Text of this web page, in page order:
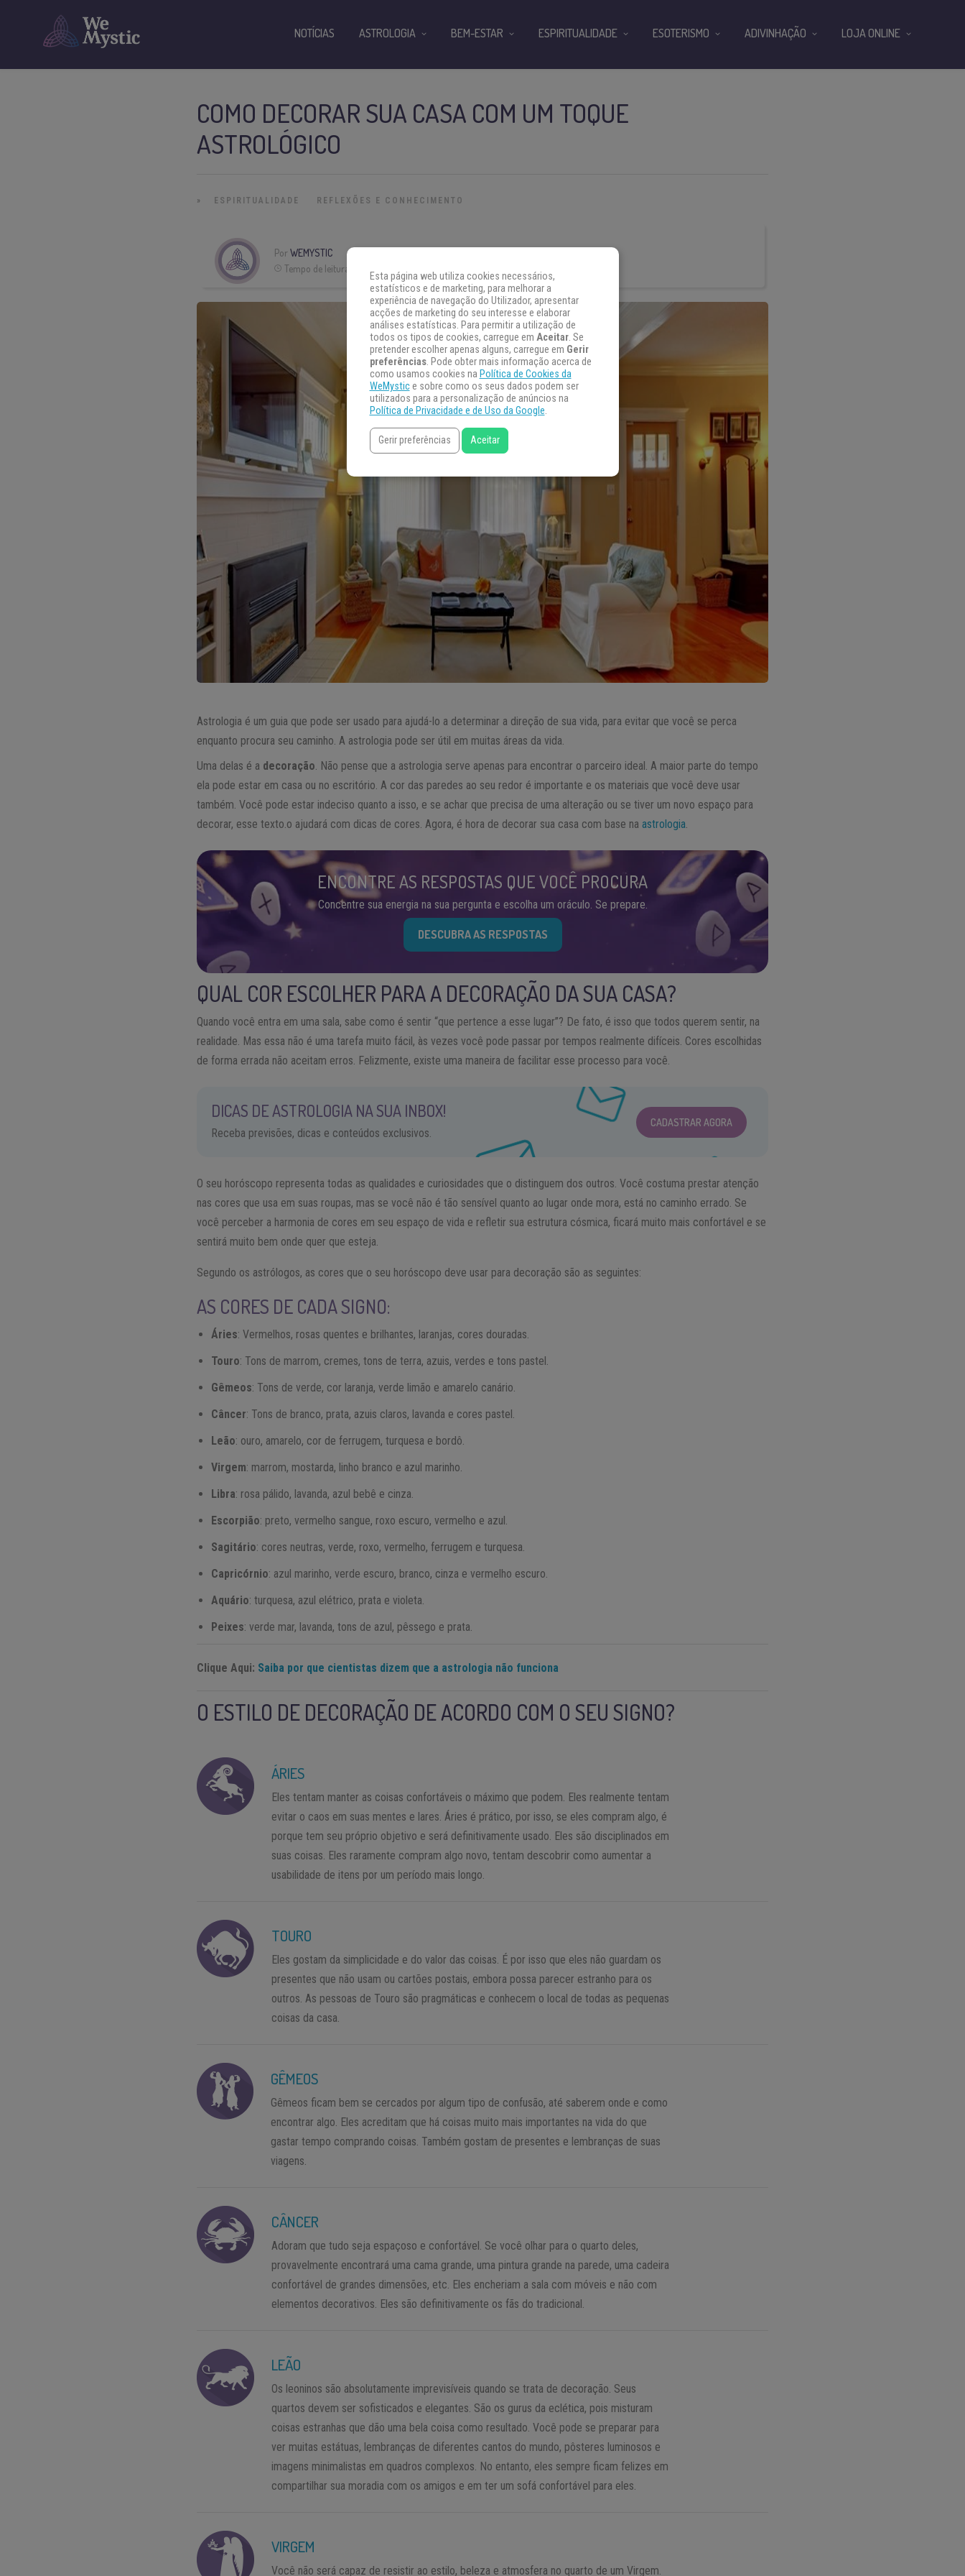
COMO DECORAR SUA CASA COM UM TOQUE
ASTROLÓGICO
» ESPIRITUALIDADE REFLEXÕES E CONHECIMENTO
PorWEMYSTIC
Tempo de leitura:
Astrologia é um guia que pode ser usado para ajudá-lo a determinar a direção de sua vida, para evitar que você se perca
enquanto procura seu caminho. A astrologia pode ser útil em muitas áreas da vida.
Uma delas é a decoração. Não pense que a astrologia serve apenas para encontrar o parceiro ideal. A maior parte do tempo
ela pode estar em casa ou no escritório. A cor das paredes ao seu redor é importante e os materiais que você deve usar
também. Você pode estar indeciso quanto a isso, e se achar que precisa de uma alteração ou se tiver um novo espaço para
decorar, esse texto.o ajudará com dicas de cores. Agora, é hora de decorar sua casa com base naastrologia.
ENCONTRE AS RESPOSTAS QUE VOCÊ PROCURA
Concentre sua energia na sua pergunta e escolha um oráculo. Se prepare.
DESCUBRA AS RESPOSTAS
QUAL COR ESCOLHER PARA A DECORAÇÃO DA SUA CASA?
Quando você entra em uma sala, sabe como é sentir “que pertence a esse lugar”? De fato, é isso que todos querem sentir, na
realidade. Mas essa não é uma tarefa muito fácil, às vezes você pode passar por tempos realmente difíceis. Cores escolhidas
de forma errada não aceitam erros. Felizmente, existe uma maneira de facilitar esse processo para você.
DICAS DE ASTROLOGIA NA SUA INBOX!
Receba previsões, dicas e conteúdos exclusivos.
CADASTRAR AGORA
O seu horóscopo representa todas as qualidades e curiosidades que o distinguem dos outros. Você costuma prestar atenção
nas cores que usa em suas roupas, mas se você não é tão sensível quanto ao lugar onde mora, está no caminho errado. Se
você perceber a harmonia de cores em seu espaço de vida e refletir sua estrutura cósmica, ficará muito mais confortável e se
sentirá muito bem onde quer que esteja.
Segundo os astrólogos, as cores que o seu horóscopo deve usar para decoração são as seguintes:
AS CORES DE CADA SIGNO:
Áries: Vermelhos, rosas quentes e brilhantes, laranjas, cores douradas.
Touro: Tons de marrom, cremes, tons de terra, azuis, verdes e tons pastel.
Gêmeos: Tons de verde, cor laranja, verde limão e amarelo canário.
Câncer: Tons de branco, prata, azuis claros, lavanda e cores pastel.
Leão: ouro, amarelo, cor de ferrugem, turquesa e bordô.
Virgem: marrom, mostarda, linho branco e azul marinho.
Libra: rosa pálido, lavanda, azul bebê e cinza.
Escorpião: preto, vermelho sangue, roxo escuro, vermelho e azul.
Sagitário: cores neutras, verde, roxo, vermelho, ferrugem e turquesa.
Capricórnio: azul marinho, verde escuro, branco, cinza e vermelho escuro.
Aquário: turquesa, azul elétrico, prata e violeta.
Peixes: verde mar, lavanda, tons de azul, pêssego e prata.
Clique Aqui: Saiba por que cientistas dizem que a astrologia não funciona
O ESTILO DE DECORAÇÃO DE ACORDO COM O SEU SIGNO?
ÁRIES
Eles tentam manter as coisas confortáveis ​​o máximo que podem. Eles realmente tentam
evitar o caos em suas mentes e lares. Áries é prático, por isso, se eles compram algo, é
porque tem seu próprio objetivo e será definitivamente usado. Eles são disciplinados em
suas coisas. Eles raramente compram algo novo, tentam descobrir como aumentar a
usabilidade de itens por um período mais longo.
TOURO
Eles gostam da simplicidade e do valor das coisas. É por isso que eles não guardam os
presentes que não usam ou cartões postais, embora possa parecer estranho para os
outros. As pessoas de Touro são pragmáticas e conhecem o local de todas as pequenas
coisas da casa.
GÊMEOS
Gêmeos ficam bem se cercados por algum tipo de confusão, até saberem onde e como
encontrar algo. Eles acreditam que há coisas muito mais importantes na vida do que
gastar tempo comprando coisas. Também gostam de presentes e lembranças de suas
viagens.
CÂNCER
Adoram que tudo seja espaçoso e confortável. Se você olhar para o quarto deles,
provavelmente encontrará uma cama grande, uma pintura grande na parede, uma cadeira
confortável de grandes dimensões, etc. Eles encheriam a sala com móveis e não com
elementos decorativos. Eles são definitivamente os fãs do tradicional.
LEÃO
Os leoninos são absolutamente imprevisíveis quando se trata de decoração. Seus
quartos devem ser sofisticados e elegantes. São os gurus da eclética, pois misturam
coisas estranhas que dão uma bela coisa como resultado. Você pode se preparar para
ver muitas estátuas, lembranças de diferentes cantos do mundo, pôsteres luminosos e
imagens minimalistas em quadros complexos. No entanto, eles sempre ficam felizes em
compartilhar sua moradia com os amigos e em ter um sofá confortável para eles.
VIRGEM
Você não será capaz de resistir ao estilo, beleza e atmosfera no quarto de um Virgem.
NOTÍCIAS ASTROLOGIA BEM-ESTAR ESPIRITUALIDADE ESOTERISMO ADIVINHAÇÃO LOJA ONLINE
Esta página web utiliza cookies necessários,
estatísticos e de marketing, para melhorar a
experiência de navegação do Utilizador, apresentar
acções de marketing do seu interesse e elaborar
análises estatísticas. Para permitir a utilização de
todos os tipos de cookies, carregue em Aceitar. Se
pretender escolher apenas alguns, carregue em Gerir
preferências. Pode obter mais informação acerca de
como usamos cookies na Política de Cookies da
WeMystice sobre como os seus dados podem ser
utilizados para a personalização de anúncios na
Política de Privacidade e de Uso da Google.
Gerir preferências Aceitar